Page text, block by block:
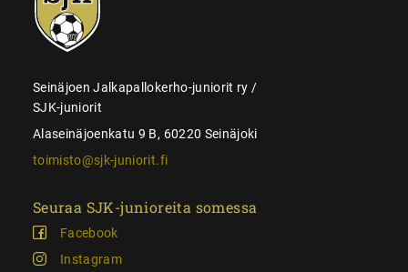
juniorit
Seinäjoen Jalkapallokerho-juniorit ry /
SJK-juniorit
Alaseinäjoenkatu 9 B, 60220 Seinäjoki
toimisto@sjk-juniorit.fi
Seuraa SJK-junioreita somessa
Facebook
Instagram